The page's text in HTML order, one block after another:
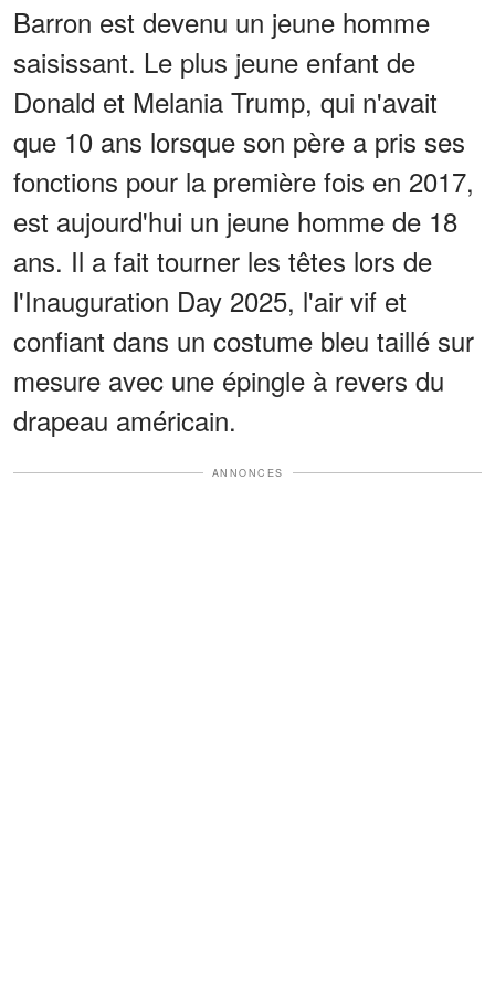
Barron est devenu un jeune homme
saisissant. Le plus jeune enfant de
Donald et Melania Trump, qui n'avait
que 10 ans lorsque son père a pris ses
fonctions pour la première fois en 2017,
est aujourd'hui un jeune homme de 18
ans. Il a fait tourner les têtes lors de
l'Inauguration Day 2025, l'air vif et
confiant dans un costume bleu taillé sur
mesure avec une épingle à revers du
drapeau américain.
ANNONCES